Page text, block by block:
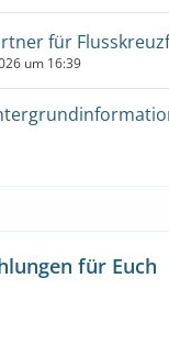
für
um 16:39
für Euch